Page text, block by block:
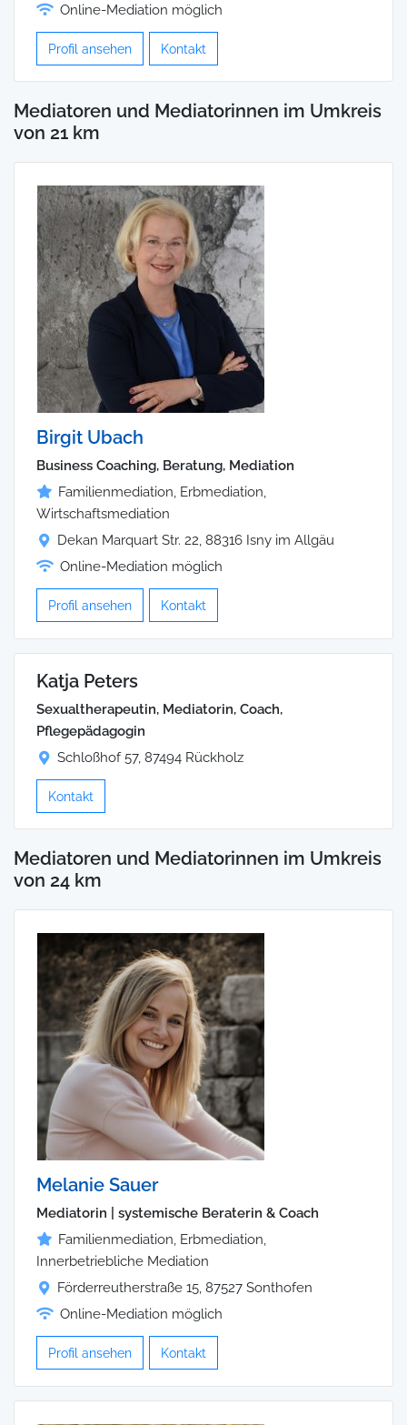
Online-Mediation möglich
Profil ansehen Kontakt
Mediatoren und Mediatorinnen im Umkreis
von 21 km
Birgit Ubach
Business Coaching, Beratung, Mediation
Familienmediation, Erbmediation,
Wirtschaftsmediation
Dekan Marquart Str. 22, 88316 Isny im Allgäu
Online-Mediation möglich
Profil ansehen Kontakt
Katja Peters
Sexualth erapeutin, Mediatorin, Coach,
Pflegepädagogin
Schloßhof 57, 87494 Rückholz
Kontakt
Mediatoren und Mediatorinnen im Umkreis
von 24 km
Melanie Sauer
Mediatorin | systemische Beraterin & Coach
Familienmediation, Erbmediation,
Innerbetriebliche Mediation
Förderreutherstraße 15, 87527 Sonthofen
Online-Mediation möglich
Profil ansehen Kontakt